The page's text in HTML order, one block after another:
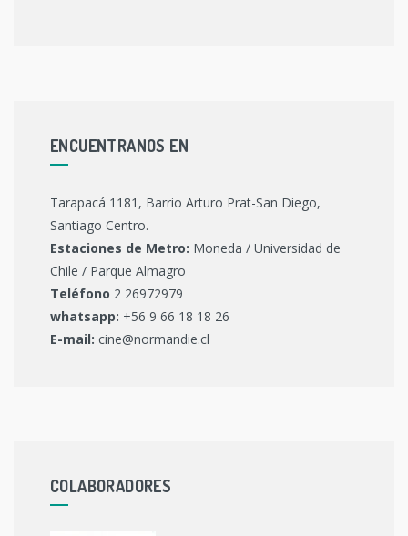
ENCUENTRANOS EN
Tarapacá 1181, Barrio Arturo Prat-San Diego,
Santiago Centro.
Estaciones de Metro: Moneda / Universidad de
Chile / Parque Almagro
Teléfono 2 26972979
whatsapp: +56 9 66 18 18 26
E-mail: cine@normandie.cl
COLABORADORES